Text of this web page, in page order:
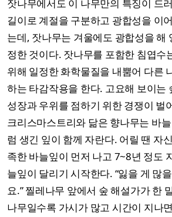
잣나무에서도 이 나무만의 특징이 드
길이로 계절을 구분하고 광합성을 이
는데, 잣나무는 겨울에도 광합성을 해
정한 것이다. 잣나무를 포함한 침엽수
위해 일정한 화학물질을 내뿜어 다른
하는 타감작용을 한다. 고요해 보이는
성장과 우위를 점하기 위한 경쟁이 벌
크리스마스트리와 닮은 향나무는 바
럼 생긴 잎이 함께 자란다. 어릴 땐 자
족한 바늘잎이 먼저 나고 7~8년 정도
늘잎이 달리기 시작한다. “잃을 게 많
요.” 찔레나무 앞에서 숲 해설가가 한
나무일수록 가시가 많고 시간이 지나